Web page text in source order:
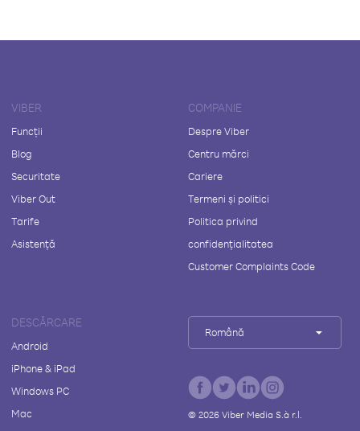
VIBER
Funcții
Blog
Securitate
Viber Out
Tarife
Asistență
COMPANIE
Despre Viber
Centru mărci
Cariere
Termeni și politici
Politica privind
confidențialitatea
Customer Complaints Code
DESCĂRCARE
Android
iPhone & iPad
Windows PC
Mac
Română
© 2026Viber Media S.à r.l.